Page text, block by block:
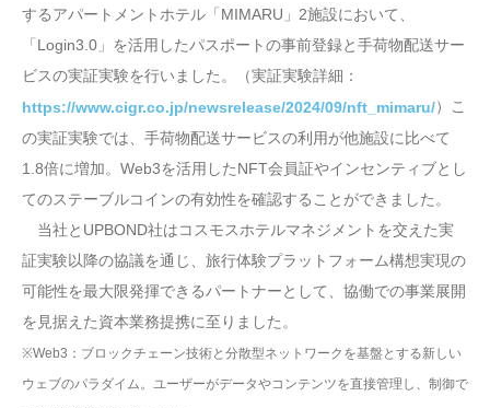
するアパートメントホテル「MIMARU」2施設において、
「Login3.0」を活用したパスポートの事前登録と手荷物配送サー
ビスの実証実験を行いました。（実証実験詳細：
https://www.cigr.co.jp/newsrelease/2024/09/nft_mimaru/）こ
の実証実験では、手荷物配送サービスの利用が他施設に比べて
1.8倍に増加。Web3を活用したNFT会員証やインセンティブとし
てのステーブルコインの有効性を確認することができました。
当社とUPBOND社はコスモスホテルマネジメントを交えた実
証実験以降の協議を通じ、旅行体験プラットフォーム構想実現の
可能性を最大限発揮できるパートナーとして、協働での事業展開
を見据えた資本業務提携に至りました。
※Web3：ブロックチェーン技術と分散型ネットワークを基盤とする新しい
ウェブのパラダイム。ユーザーがデータやコンテンツを直接管理し、制御で